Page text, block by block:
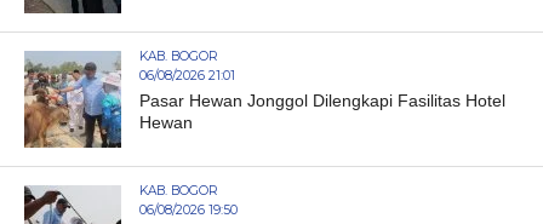
KAB. BOGOR
06/08/2026 21:01
Pasar Hewan Jonggol Dilengkapi Fasilitas Hotel
Hewan
KAB. BOGOR
06/08/2026 19:50